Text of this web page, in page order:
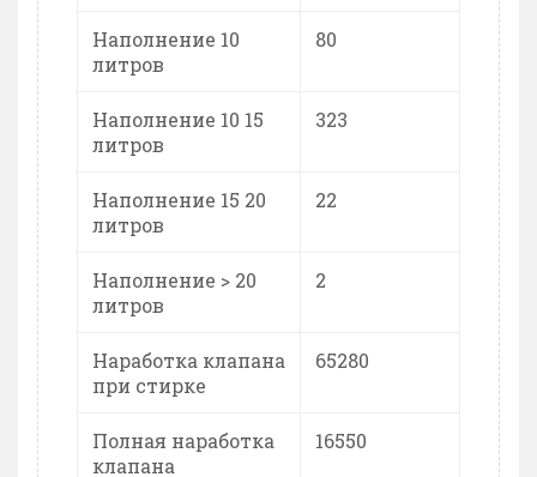
Наполнение 10
литров
80
Наполнение 10 15
литров
323
Наполнение 15 20
литров
22
Наполнение > 20
литров
2
Наработка клапана
при стирке
65280
Полная наработка
клапана
16550